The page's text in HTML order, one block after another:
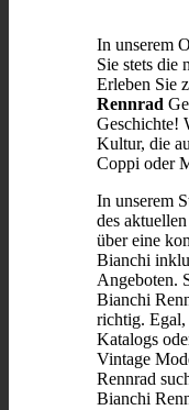
In unserem
Sie stets die
Erleben Sie
Rennrad
Geschichte!
Kultur, die
Coppi oder
In unserem
des
über eine
Bianchi
Angeboten.
Bianchi
richtig. Egal,
Katalogs
Vintage
Rennrad
Bianchi